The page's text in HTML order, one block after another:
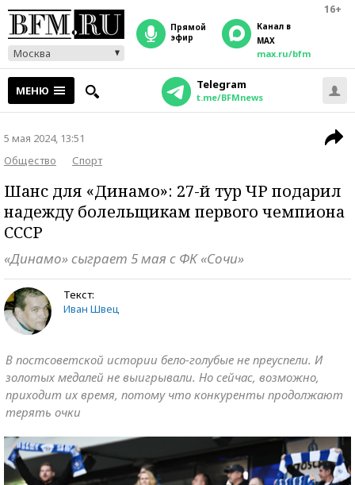
16+
Москва
прямой
эфир
Канал в
MAX
max.ru/bfm
МЕНЮ Telegram
t.me/BFMnews
5 мая 2024, 13:51
Общество
Спорт
Шанс для «Динамо»: 27-й тур ЧР подарил
надежду болельщикам первого чемпиона
СССР
«Динамо» сыграет 5 мая с ФК «Сочи»
Текст:
Иван Швец
В постсоветской истории бело-голубые не преуспели. И
золотых медалей не выигрывали. Но сейчас, возможно,
приходит их время, потому что конкуренты продолжают
терять очки